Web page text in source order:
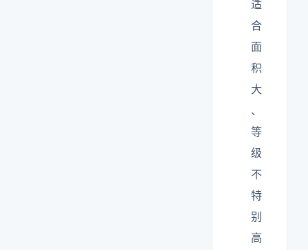
适
合
面
积
大
、
等
级
不
特
别
高